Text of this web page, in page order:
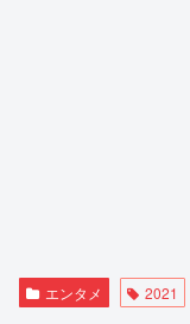
エンタメ 2021